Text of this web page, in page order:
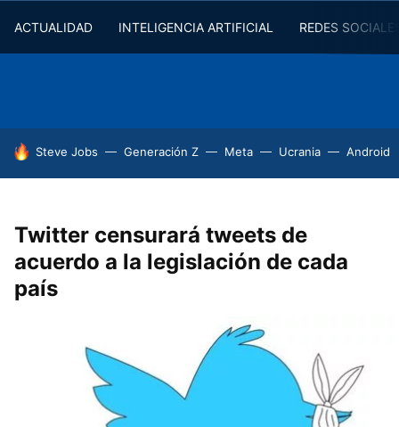
ACTUALIDAD INTELIGENCIA ARTIFICIAL REDES
HOY SE HABLA DE
Steve Jobs Generación Z Meta Ucrania Android
Twitter censurará tweets de
acuerdo a la legislación de cada
país